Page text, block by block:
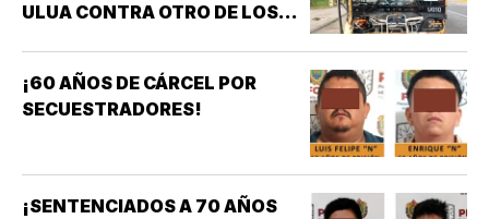
ULUA CONTRA OTRO DE LOS
¡60 AÑOS DE CÁRCEL POR
SECUESTRADORES!
¡SENTENCIADOS A 70 AÑOS